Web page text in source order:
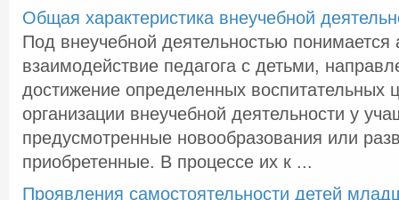
Общая характеристика внеучебной
Под внеучебной деятельностью понимается
взаимодействие педагога с детьми,
достижение определенных воспитательных
организации внеучебной деятельности у
предусмотренные новообразования или
приобретенные. В процессе их к ...
Проявления самостоятельности детей